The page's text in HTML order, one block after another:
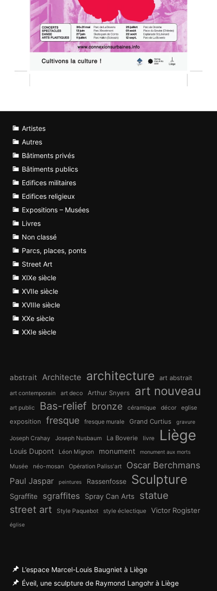
Artistes
Autres
Bâtiments privés
Bâtiments publics
Edifices militaires
Edifices religieux
Expositions – Musées
Livres
Non classé
Parcs, places, ponts
Street Art
XIXe siècle
XVIIe siècle
XVIIIe siècle
XXe siècle
XXIe siècle
abstrait Architecte architecture art abstrait
art contemporain art deco Arthur Snyers art nouveau
art public Bas-relief bronze céramique décor eglise
exposition fresque fresque murale Grand Curtius gravure
Joseph Crahay Joseph Nusbaum La Boverie livre Liège
Louis Dupont Léon Mignon monument monument aux morts
Musée néo-mosan Opération Paliss'art Oscar Berchmans
Paul Jaspar peintures Rassenfosse Sculpture
Sgraffite sgraffites Spray Can Arts statue
street art Style Paquebot style éclectique Victor Rogister
église
L’espace Marcel-Louis Baugniet à Liège
Éveil, une sculpture de Raymond Langohr à Liège